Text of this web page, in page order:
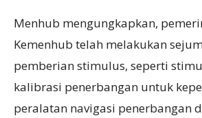
Menhub mengungkapkan,
Kemenhub telah melakukan
pemberian stimulus, seperti
kalibrasi penerbangan untuk
peralatan navigasi penerbangan